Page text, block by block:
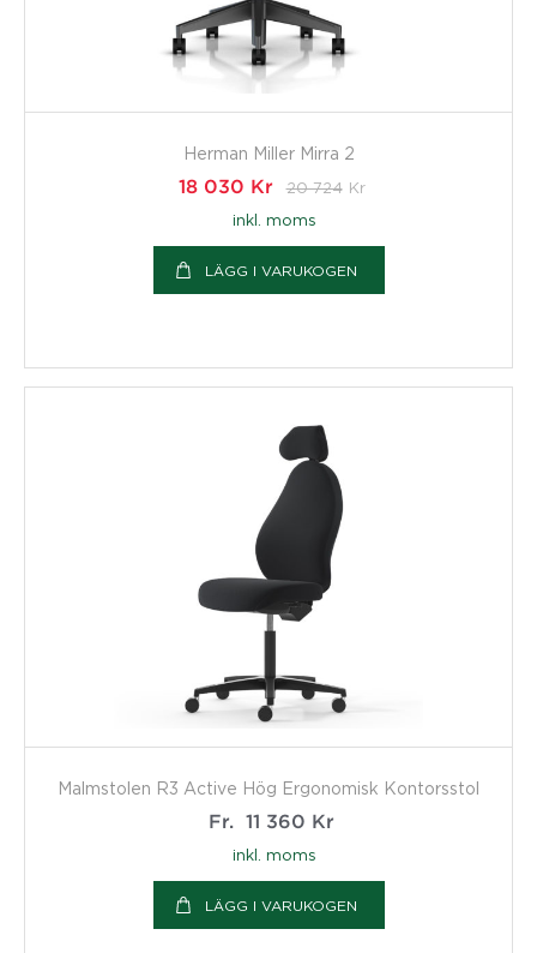
Herman Miller Mirra 2
18 030 Kr 20 724 Kr
inkl. moms
LÄGG I VARUKOGEN
Malmstolen R3 Active Hög Ergonomisk Kontorsstol
Fr.
11 360 Kr
inkl. moms
LÄGG I VARUKOGEN